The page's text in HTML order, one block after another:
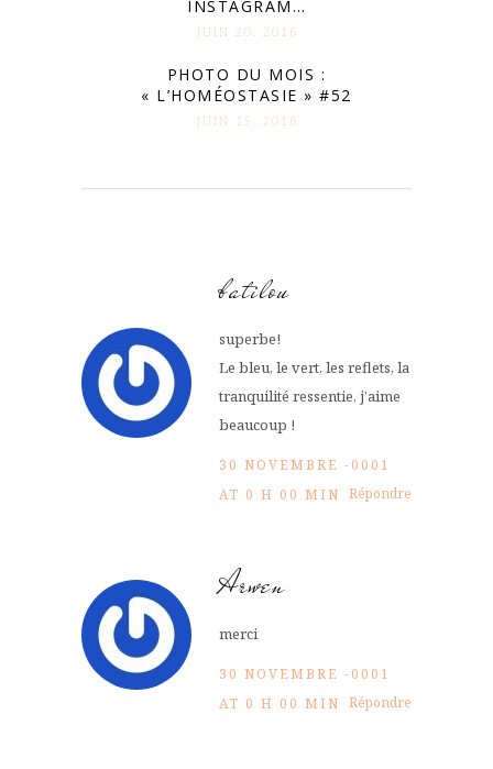
INSTAGRAM…
JUIN 20. 2016
PHOTO DU MOIS :
« L’HOMÉOSTASIE » #52
JUIN 15. 2016
batilou
superbe!
Le bleu, le vert, les reflets, la
tranquilité ressentie, j’aime
beaucoup !
30 NOVEMBRE -0001
AT 0 H 00 MIN Répondre
Arwen
merci
30 NOVEMBRE -0001
AT 0 H 00 MIN Répondre